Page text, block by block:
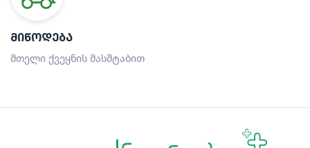
ᲛᲘᲬᲝᲓᲔᲑᲐ
მთელი ქვეყნის მასშტაბით